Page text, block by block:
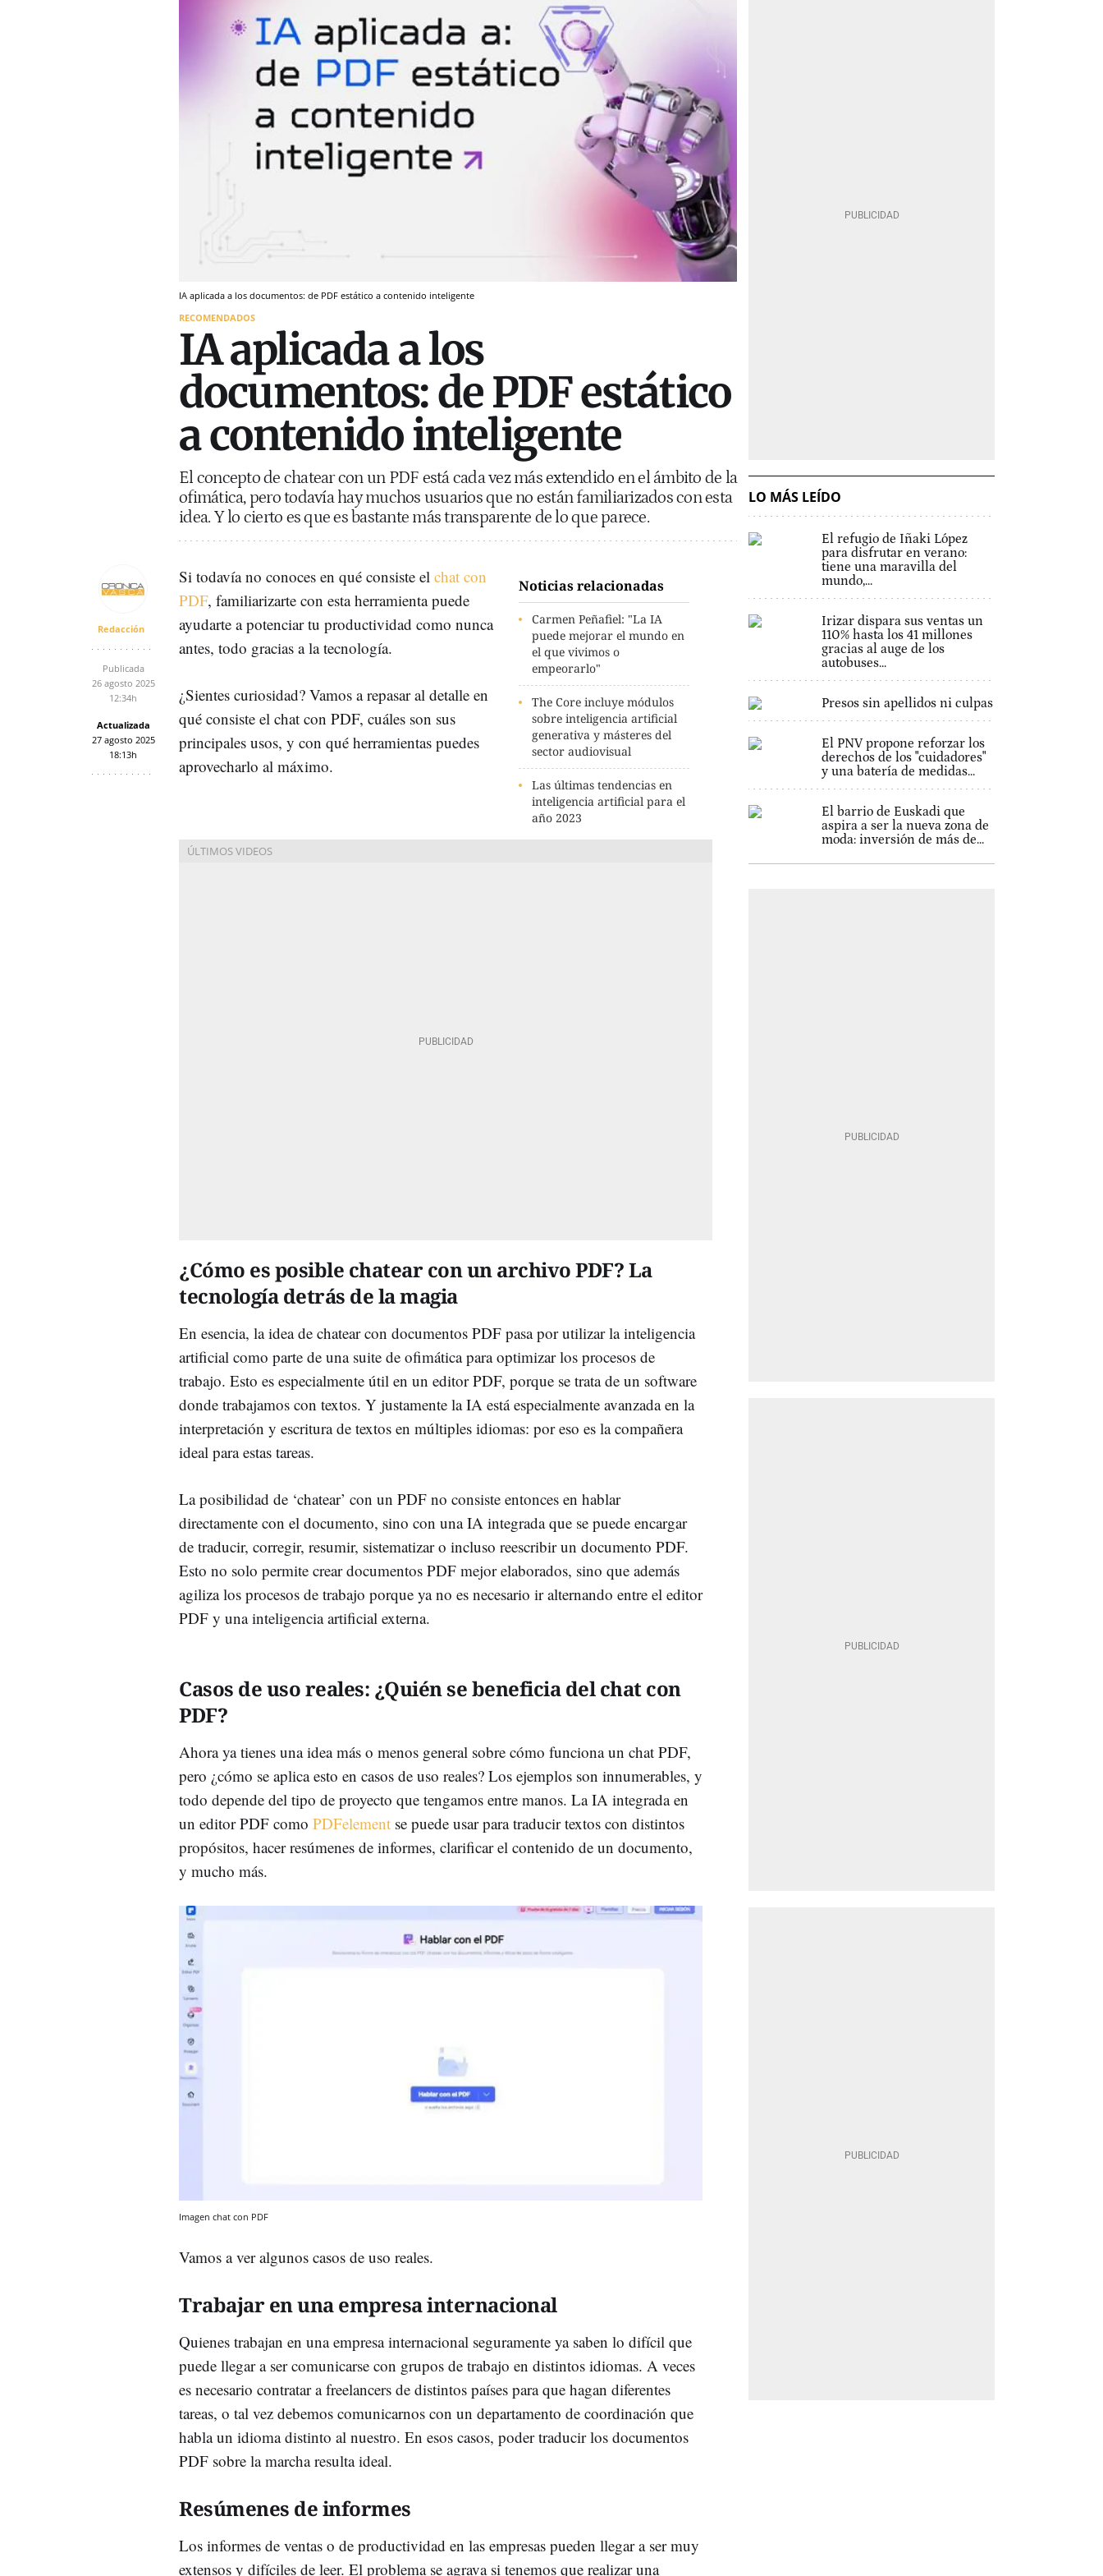
IA aplicada a los documentos: de PDF estático a contenido inteligente
RECOMENDADOS
IA aplicada a los
documentos: de PDF estático
a contenido inteligente
El concepto de chatear con un PDF está cada vez más extendido en el ámbito de la
ofimática, pero todavía hay muchos usuarios que no están familiarizados con esta
idea. Y lo cierto es que es bastante más transparente de lo que parece.
Redacción
Publicada
26 agosto 2025
12:34h
Actualizada
27 agosto 2025
18:13h
Noticias relacionadas
Carmen Peñafiel: "La IA
puede mejorar el mundo en
el que vivimos o
empeorarlo"
The Core incluye módulos
sobre inteligencia artificial
generativa y másteres del
sector audiovisual
Las últimas tendencias en
inteligencia artificial para el
año 2023
Si todavía no conoces en qué consiste el chat con
PDF, familiarizarte con esta herramienta puede
ayudarte a potenciar tu productividad como nunca
antes, todo gracias a la tecnología.
¿Sientes curiosidad? Vamos a repasar al detalle en
qué consiste el chat con PDF, cuáles son sus
principales usos, y con qué herramientas puedes
aprovecharlo al máximo.
¿Cómo es posible chatear con un archivo PDF? La
tecnología detrás de la magia
En esencia, la idea de chatear con documentos PDF pasa por utilizar la inteligencia
artificial como parte de una suite de ofimática para optimizar los procesos de
trabajo. Esto es especialmente útil en un editor PDF, porque se trata de un software
donde trabajamos con textos. Y justamente la IA está especialmente avanzada en la
interpretación y escritura de textos en múltiples idiomas: por eso es la compañera
ideal para estas tareas.
La posibilidad de ‘chatear’ con un PDF no consiste entonces en hablar
directamente con el documento, sino con una IA integrada que se puede encargar
de traducir, corregir, resumir, sistematizar o incluso reescribir un documento PDF.
Esto no solo permite crear documentos PDF mejor elaborados, sino que además
agiliza los procesos de trabajo porque ya no es necesario ir alternando entre el editor
PDF y una inteligencia artificial externa.
Casos de uso reales: ¿Quién se beneficia del chat con
PDF?
Ahora ya tienes una idea más o menos general sobre cómo funciona un chat PDF,
pero ¿cómo se aplica esto en casos de uso reales? Los ejemplos son innumerables, y
todo depende del tipo de proyecto que tengamos entre manos. La IA integrada en
un editor PDF como PDFelement se puede usar para traducir textos con distintos
propósitos, hacer resúmenes de informes, clarificar el contenido de un documento,
y mucho más.
Imagen chat con PDF
Vamos a ver algunos casos de uso reales.
Trabajar en una empresa internacional
Quienes trabajan en una empresa internacional seguramente ya saben lo difícil que
puede llegar a ser comunicarse con grupos de trabajo en distintos idiomas. A veces
es necesario contratar a freelancers de distintos países para que hagan diferentes
tareas, o tal vez debemos comunicarnos con un departamento de coordinación que
habla un idioma distinto al nuestro. En esos casos, poder traducir los documentos
PDF sobre la marcha resulta ideal.
Resúmenes de informes
Los informes de ventas o de productividad en las empresas pueden llegar a ser muy
extensos y difíciles de leer. El problema se agrava si tenemos que realizar una
LO MÁS LEÍDO
El refugio de Iñaki López
para disfrutar en verano:
tiene una maravilla del
mundo,...
Irizar dispara sus ventas un
110% hasta los 41 millones
gracias al auge de los
autobuses...
Presos sin apellidos ni culpas
El PNV propone reforzar los
derechos de los "cuidadores"
y una batería de medidas...
El barrio de Euskadi que
aspira a ser la nueva zona de
moda: inversión de más de...